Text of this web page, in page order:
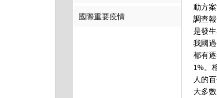
國際重要疫情
動方
調查
是發
我國
都有
1%。
人的
大多